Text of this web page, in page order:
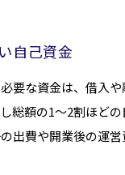
自己資金
要な資金は、借入
総額の1〜2割ほど
出費や開業後の運